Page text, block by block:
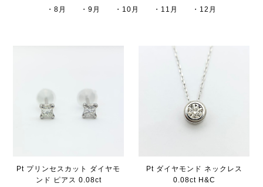
・8月
・9月 ・10月 ・11月 ・12月
Pt プリンセスカット ダイヤモ
ンド ピアス 0.08ct
Pt ダイヤモンド ネックレス
0.08ct H&C